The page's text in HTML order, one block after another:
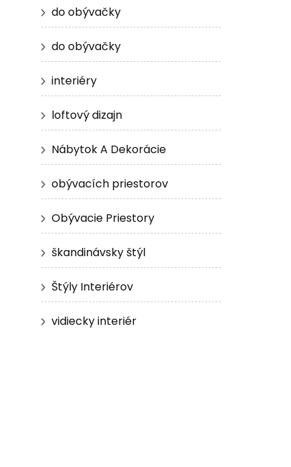
do obývačky
do obývačky
interiéry
loftový dizajn
Nábytok A Dekorácie
obývacích priestorov
Obývacie Priestory
škandinávsky štýl
Štýly Interiérov
vidiecky interiér